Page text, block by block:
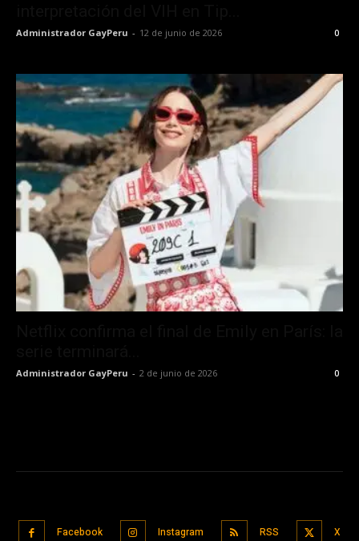
Administrador GayPeru - 12 de junio de 2026 0
Administrador GayPeru - 2 de junio de 2026 0
Facebook Instagram RSS X